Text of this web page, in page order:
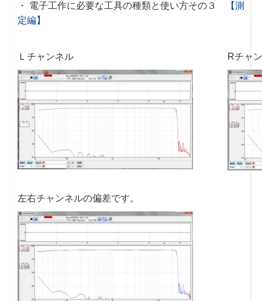
・ 電子工作に必要な工具の種類と使い方その３
【測
定編】
Ｌチャンネル Rチャ
左右チャンネルの偏差です。